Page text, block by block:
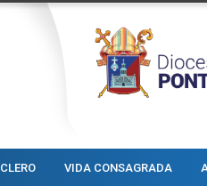
CLERO VIDA CONSAGRADA